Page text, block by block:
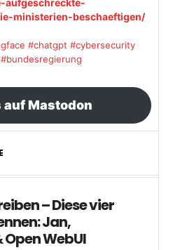
ministerien-beschaeftigen/
#chatgpt #cybersecurity
#bundesregierung
auf Mastodon
– Diese vier
Jan,
WebUI